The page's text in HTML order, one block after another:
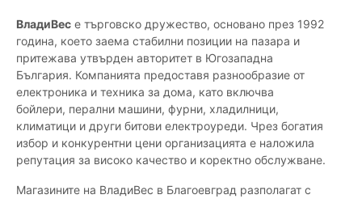
ВладиВес е търговско дружество, основано през 1992
година, което заема стабилни позиции на пазара и
притежава утвърден авторитет в Югозападна
България. Компанията предоставя разнообразие от
електроника и техника за дома, като включва
бойлери, перални машини, фурни, хладилници,
климатици и други битови електроуреди. Чрез богатия
избор и конкурентни цени организацията е наложила
репутация за високо качество и коректно обслужване.
Магазините на ВладиВес в Благоевград разполагат с